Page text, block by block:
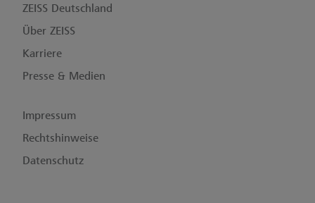
ZEISS Deutschland
Über ZEISS
Karriere
Presse & Medien
Impressum
Rechtshinweise
Datenschutz